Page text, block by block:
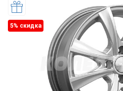
5% cкидка